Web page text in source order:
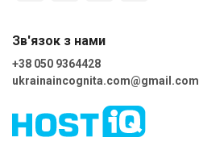
Зв'язок з нами
+38 050 9364428
ukrainaincognita.com@gmail.com